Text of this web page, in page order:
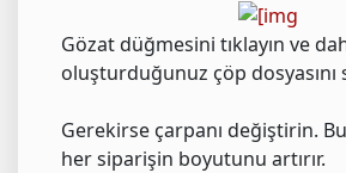
Gözat düğmesini tıklayın ve
oluşturduğunuz çöp dosyasını
Gerekirse çarpanı değiştirin.
her siparişin boyutunu artırır.